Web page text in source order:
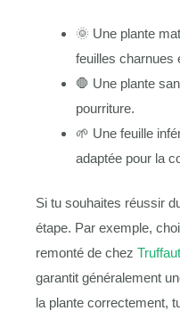
🌞 Une plante
feuilles charnues
🛑 Une plante
pourriture.
🌱 Une feuille
adaptée pour la
Si tu souhaites réussir
étape. Par exemple,
remonté de chez Truffaut
garantit généralement
la plante correctement,